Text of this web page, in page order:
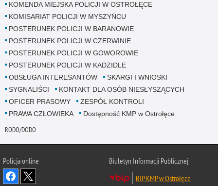
KOMENDA MIEJSKA POLICJI W OSTROŁĘCE
KOMISARIAT POLICJI W MYSZYŃCU
POSTERUNEK POLICJI W BARANOWIE
POSTERUNEK POLICJI W CZERWINIE
POSTERUNEK POLICJI W GOWOROWIE
POSTERUNEK POLICJI W KADZIDLE
OBSŁUGA INTERESANTÓW
SKARGI I WNIOSKI
SYGNALIŚCI
KONTAKT DLA OSÓB NIESŁYSZĄCYCH
OFICER PRASOWY
ZESPÓŁ KONTROLI
PRAWA CZŁOWIEKA
Dostępność KMP w Ostrołęce
RODO/DODO
Policja online
Biuletyn Informacji Publicznej
BIP KMP w Ostrołęce